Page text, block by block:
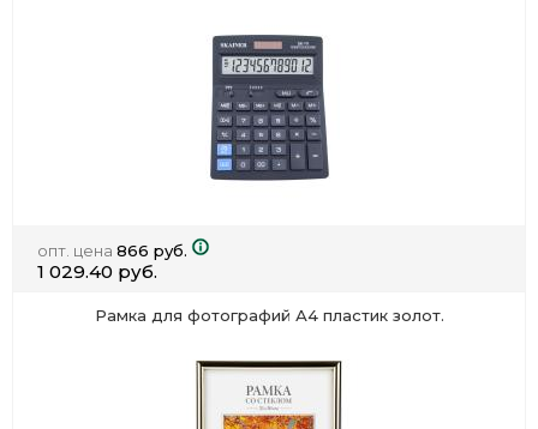
опт. цена 866 руб.
1 029.40 руб.
Рамка для фотографий А4 пластик золот.